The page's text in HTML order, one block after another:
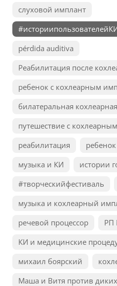
слуховой имплант
pérdida auditiva
Реабилитация после
ребенок с кохлеарным
билатеральная
путешествие с
реабилитация
ребенок
музыка и КИ
истории
#творческийфестиваль
музыка и кохлеарный
речевой процессор
РП
КИ и медицинские
михаил боярский
Маша и Витя против